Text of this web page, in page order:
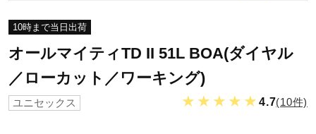
サッカー／フットサル
トレーニング
10時まで当日出荷
オールマイティTD II 51L BOA(ダイヤル
／ローカット／ワーキング)
ユニセックス ★★★★★4.7(10件)